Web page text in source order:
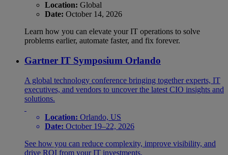
Location: Global
Date: October 14, 2026
Learn how you can elevate your IT operations to solve
problems earlier, automate faster, and fix forever.
Gartner IT Symposium Orlando
A global technology conference bringing together experts, IT
executives, and vendors to uncover the latest CIO insights and
solutions.
Location: Orlando, US
Date: October 19–22, 2026
See how you can reduce complexity, improve visibility, and
drive ROI from your IT investments.